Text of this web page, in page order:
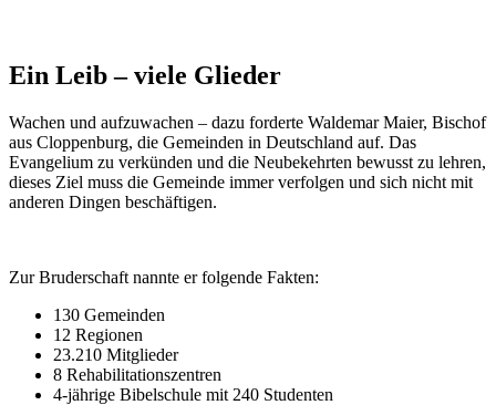
Ein Leib – viele Glieder
Wachen und aufzuwachen – dazu forderte Waldemar Maier, Bischof
aus Cloppenburg, die Gemeinden in Deutschland auf. Das
Evangelium zu verkünden und die Neubekehrten bewusst zu lehren,
dieses Ziel muss die Gemeinde immer verfolgen und sich nicht mit
anderen Dingen beschäftigen.
Zur Bruderschaft nannte er folgende Fakten:
130 Gemeinden
12 Regionen
23.210 Mitglieder
8 Rehabilitationszentren
4-jährige Bibelschule mit 240 Studenten